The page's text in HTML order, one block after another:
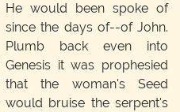
He would been spoke of
since the days of--of John.
Plumb back even into
Genesis it was prophesied
that the woman's Seed
would bruise the serpent's